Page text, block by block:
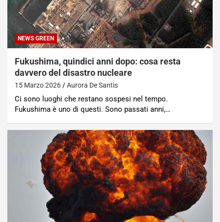
NEWS GREEN
Fukushima, quindici anni dopo: cosa resta
davvero del disastro nucleare
15 Marzo 2026 Aurora De Santis
Ci sono luoghi che restano sospesi nel tempo.
Fukushima è uno di questi. Sono passati anni,…